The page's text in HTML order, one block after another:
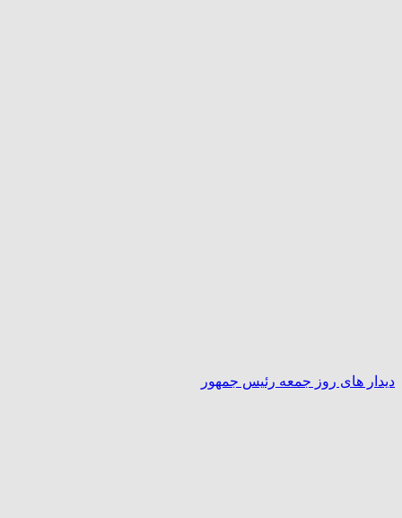
دیدار های روز جمعه رئیس جمهور